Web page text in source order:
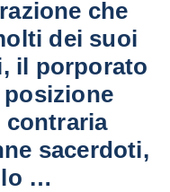
che
dei suoi
il porporato
contraria
sacerdoti,
…